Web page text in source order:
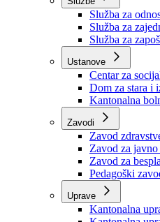
Organizacije
Službe
Služba za
Služba za
Služba za
Ustanove
Centar za
Dom za stara i
Kantonalna
Zavodi
Zavod
Zavod za javno
Zavod za
Pedagoški